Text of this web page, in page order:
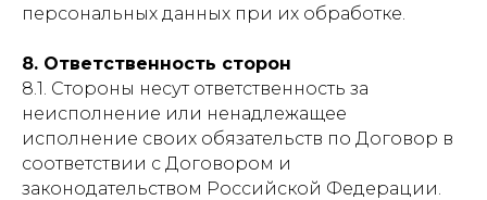
персональных данных при их обработке.
8. Ответственность сторон
8.1. Стороны несут ответственность за
неисполнение или ненадлежащее
исполнение своих обязательств по Договор в
соответствии с Договором и
законодательством Российской Федерации.